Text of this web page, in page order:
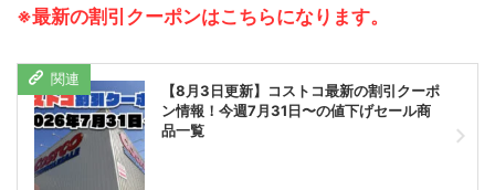
※最新の割引クーポンはこちらになります。
【8月3日更新】コストコ最新の割引クーポ
ン情報！今週7月31日〜の値下げセール商
品一覧